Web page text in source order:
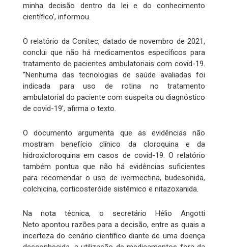
minha decisão dentro da lei e do conhecimento
científico', informou.
O relatório da Conitec, datado de novembro de 2021,
conclui que não há medicamentos específicos para
tratamento de pacientes ambulatoriais com covid-19.
“Nenhuma das tecnologias de saúde avaliadas foi
indicada para uso de rotina no tratamento
ambulatorial do paciente com suspeita ou diagnóstico
de covid-19', afirma o texto.
O documento argumenta que as evidências não
mostram benefício clínico da cloroquina e da
hidroxicloroquina em casos de covid-19. O relatório
também pontua que não há evidências suficientes
para recomendar o uso de ivermectina, budesonida,
colchicina, corticosteróide sistêmico e nitazoxanida.
Na nota técnica, o secretário Hélio Angotti
Neto apontou razões para a decisão, entre as quais a
incerteza do cenário científico diante de uma doença